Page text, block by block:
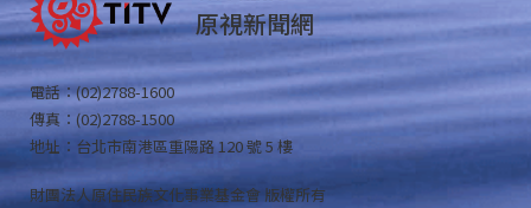
原視新聞網
電話：(02)2788-1600
傳真：(02)2788-1500
地址：台北市南港區重陽路 120 號 5 樓
財團法人原住民族文化事業基金會 版權所有